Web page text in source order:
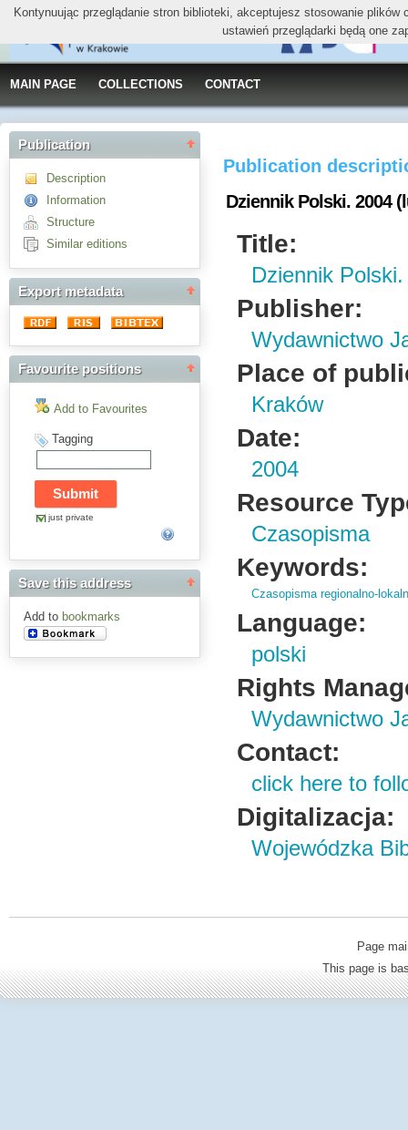
MAIN PAGE COLLECTIONS CONTACT
Publication
Description
Information
Structure
Similar editions
Export metadata
Favourite positions
Add to Favourites
Tagging
just private
Save this address
Add to bookmarks
Publication
Dziennik Polski. 2004
Title:
Dziennik
Publisher:
Wydawnictwo
Place of
Kraków
Date:
2004
Resource
Czasopisma
Keywords:
Czasopisma regionalno-
Language:
polski
Rights
Wydawnictwo
Contact:
click here to
Digitalizacja:
Wojewódzka
Page
This page is
Kontynuując przeglądanie stron biblioteki, akceptujesz stosowanie
ustawień przeglądarki będą one